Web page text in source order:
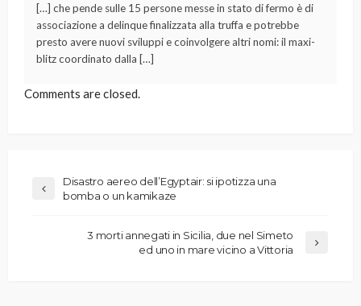
[…] che pende sulle 15 persone messe in stato di fermo è di
associazione a delinque finalizzata alla truffa e potrebbe
presto avere nuovi sviluppi e coinvolgere altri nomi: il maxi-
blitz coordinato dalla […]
Comments are closed.
Disastro aereo dell’Egyptair: si ipotizza una
bomba o un kamikaze
3 morti annegati in Sicilia, due nel Simeto
ed uno in mare vicino a Vittoria